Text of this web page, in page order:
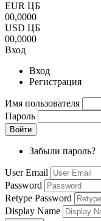
EUR ЦБ
00,0000
USD ЦБ
00,0000
Вход
Вход
Регистрация
Имя пользователя
Пароль
Забыли пароль?
User Email
Password
Retype Password
Display Name